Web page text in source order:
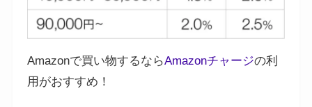
Amazonで買い物するならAmazonチャージの利
用がおすすめ！